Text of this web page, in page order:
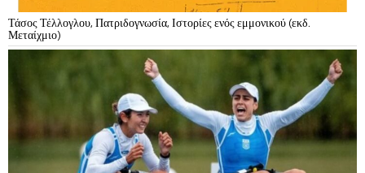
Τάσος Τέλλογλου, Πατριδογνωσία, Ιστορίες ενός εμμονικού (εκδ.
Μεταίχμιο)